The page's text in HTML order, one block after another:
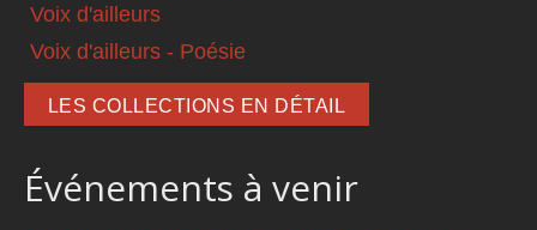
Voix d'ailleurs
Voix d'ailleurs - Poésie
LES COLLECTIONS EN DÉTAIL
Événements à venir